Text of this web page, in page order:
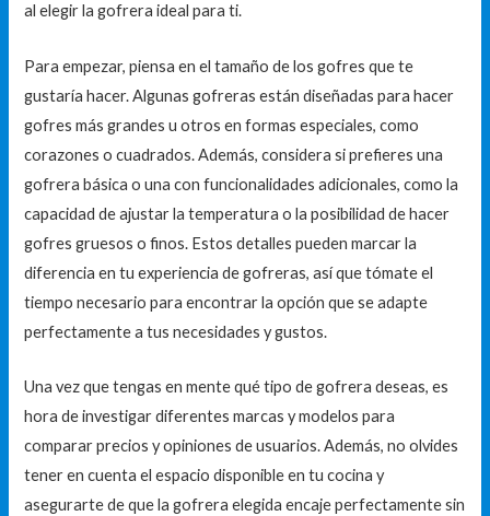
al elegir la gofrera ideal para ti.
Para empezar, piensa en el tamaño de los gofres que te
gustaría hacer. Algunas gofreras están diseñadas para hacer
gofres más grandes u otros en formas especiales, como
corazones o cuadrados. Además, considera si prefieres una
gofrera básica o una con funcionalidades adicionales, como la
capacidad de ajustar la temperatura o la posibilidad de hacer
gofres gruesos o finos. Estos detalles pueden marcar la
diferencia en tu experiencia de gofreras, así que tómate el
tiempo necesario para encontrar la opción que se adapte
perfectamente a tus necesidades y gustos.
Una vez que tengas en mente qué tipo de gofrera deseas, es
hora de investigar diferentes marcas y modelos para
comparar precios y opiniones de usuarios. Además, no olvides
tener en cuenta el espacio disponible en tu cocina y
asegurarte de que la gofrera elegida encaje perfectamente sin